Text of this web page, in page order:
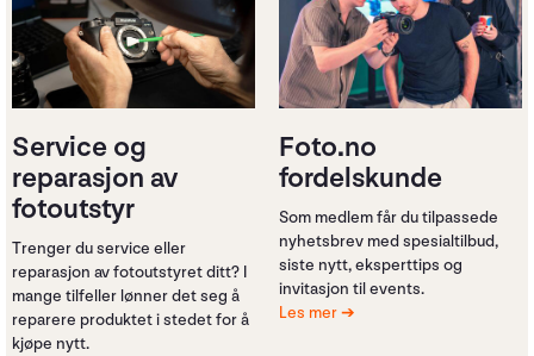
Service og
reparasjon av
fotoutstyr
Trenger du service eller
reparasjon av fotoutstyret ditt? I
mange tilfeller lønner det seg å
reparere produktet i stedet for å
kjøpe nytt.
Foto.no
fordelskunde
Som medlem får du tilpassede
nyhetsbrev med spesialtilbud,
siste nytt, eksperttips og
invitasjon til events.
Les mer